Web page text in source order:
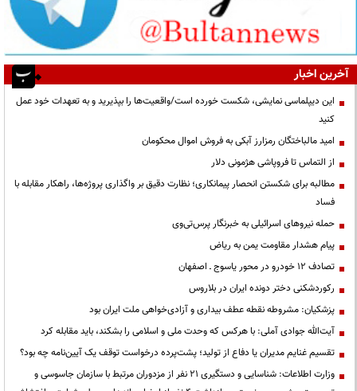
آخرین اخبار
این دیپلماسی نمایشی، شکست خورده است/واقعیت‌ها را بپذیرید و به تعهدات خود عمل
کنید
امید مالباختگان رمزارز آبکی به فروش اموال محکومان
از التماس تا فروپاشی هژمونی دلار
مطالبه برای شکستن انحصار پیمانکاری؛ نظارت دقیق بر واگذاری پروژه‌ها، راهکار مقابله با
فساد
حمله نیروهای اسرائیلی به خبرنگار پرس‌تی‌وی
پیام هشدار مقاومت یمن به ریاض
تصادف ۱۲ خودرو در محور یاسوج ـ اصفهان
رکوردشکنی دختر دونده ایران در بلاروس
پزشکیان: مشروطه نقطه عطف بیداری و آزادی‌خواهی ملت ایران بود
آیت‌الله جوادی آملی: با هرکس که وحدت ملی و اسلامی را بشکند، باید مقابله کرد
تقسیم غنایم مدیران یا دفاع از تولید؛ پشت‌پرده درخواست توقف یک آیین‌نامه چه بود؟
وزارت اطلاعات: شناسایی و دستگیری ۲۱ نفر از مزدوران مرتبط با سازمان جاسوسی و